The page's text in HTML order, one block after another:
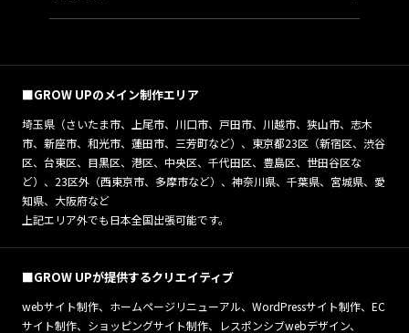
■GROW UPのメイン制作エリア
埼玉県（さいたま市、上尾市、川口市、戸田市、川越市、狭山市、志木
市、新座市、和光市、蓮田市、三芳町など）、東京都23区（新宿区、渋谷
区、台東区、目黒区、港区、中央区、千代田区、豊島区、世田谷区な
ど）、23区外（西東京市、多摩市など）、神奈川県、千葉県、宮城県、愛
知県、大阪府など
上記エリア外でも日本全国出張可能です。
■GROW UPが提供するクリエイティブ
webサイト制作、ホームページリニューアル、WordPressサイト制作、EC
サイト制作、ショッピングサイト制作、レスポンシブwebデザイン、